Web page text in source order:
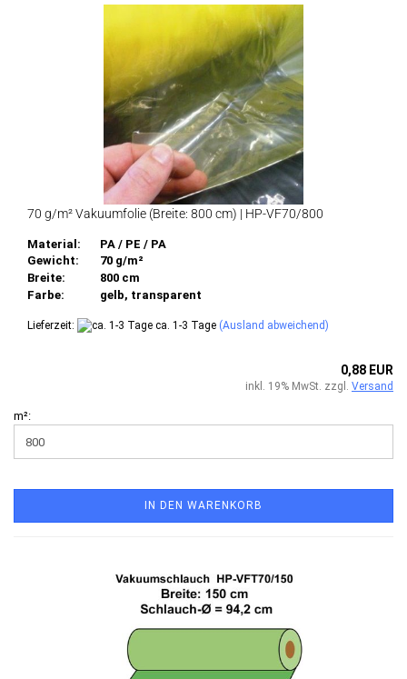
70 g/m² Vakuumfolie (Breite: 800 cm) | HP-VF70/800
Material:
PA / PE / PA
Gewicht:
70 g/m²
Breite:
800 cm
Farbe:
gelb, transparent
Lieferzeit: ca. 1-3 Tage (Ausland abweichend)
0,88 EUR
inkl. 19% MwSt. zzgl. Versand
m²:
IN DEN WARENKORB